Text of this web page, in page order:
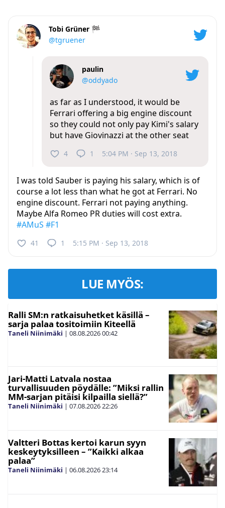
Tobi Grüner 🏁
@tgruener
paulin
@oddyado
as far as I understood, it would be
Ferrari offering a big engine discount
so they could not only pay Kimi's salary
but have Giovinazzi at the other seat
4 1 5:04 PM · Sep 13, 2018
I was told Sauber is paying his salary, which is of
course a lot less than what he got at Ferrari. No
engine discount. Ferrari not paying anything.
Maybe Alfa Romeo PR duties will cost extra.
#AMuS #F1
41 1 5:15 PM · Sep 13, 2018
LUE MYÖS:
Ralli SM:n ratkaisuhetket käsillä –
sarja palaa tositoimiin Kiteellä
Taneli Niinimäki | 08.08.202600:42
Jari-Matti Latvala nostaa
turvallisuuden pöydälle: ”Miksi rallin
MM-sarjan pitäisi kilpailla siellä?”
Taneli Niinimäki | 07.08.202622:26
Valtteri Bottas kertoi karun syyn
keskeytyksilleen – ”Kaikki alkaa
palaa”
Taneli Niinimäki | 06.08.202623:14